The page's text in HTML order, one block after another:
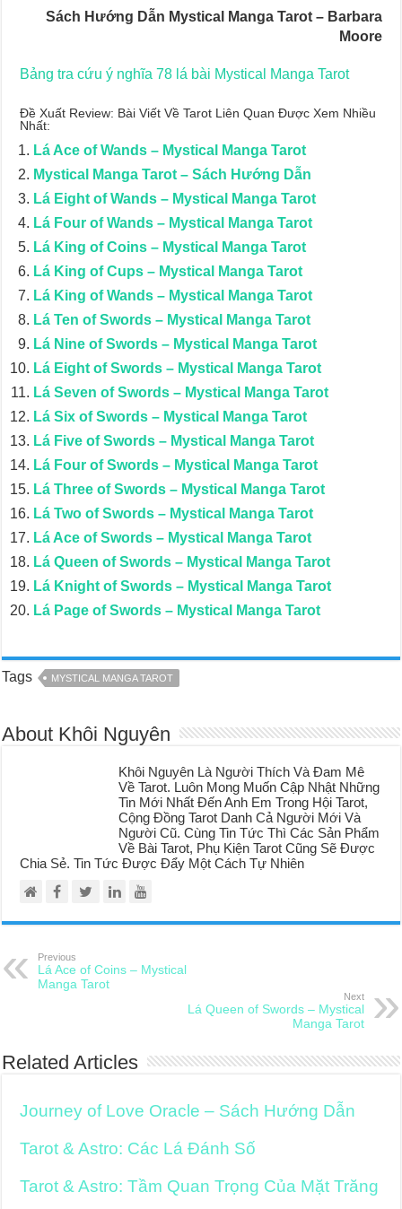
Sách Hướng Dẫn Mystical Manga Tarot – Barbara
Moore
Bảng tra cứu ý nghĩa 78 lá bài Mystical Manga Tarot
Đề Xuất Review: Bài Viết Về Tarot Liên Quan Được Xem Nhiều
Nhất:
Lá Ace of Wands – Mystical Manga Tarot
Mystical Manga Tarot – Sách Hướng Dẫn
Lá Eight of Wands – Mystical Manga Tarot
Lá Four of Wands – Mystical Manga Tarot
Lá King of Coins – Mystical Manga Tarot
Lá King of Cups – Mystical Manga Tarot
Lá King of Wands – Mystical Manga Tarot
Lá Ten of Swords – Mystical Manga Tarot
Lá Nine of Swords – Mystical Manga Tarot
Lá Eight of Swords – Mystical Manga Tarot
Lá Seven of Swords – Mystical Manga Tarot
Lá Six of Swords – Mystical Manga Tarot
Lá Five of Swords – Mystical Manga Tarot
Lá Four of Swords – Mystical Manga Tarot
Lá Three of Swords – Mystical Manga Tarot
Lá Two of Swords – Mystical Manga Tarot
Lá Ace of Swords – Mystical Manga Tarot
Lá Queen of Swords – Mystical Manga Tarot
Lá Knight of Swords – Mystical Manga Tarot
Lá Page of Swords – Mystical Manga Tarot
Tags MYSTICAL MANGA TAROT
About Khôi Nguyên
Khôi Nguyên Là Người Thích Và Đam Mê
Về Tarot. Luôn Mong Muốn Cập Nhật Những
Tin Mới Nhất Đến Anh Em Trong Hội Tarot,
Cộng Đồng Tarot Danh Cả Người Mới Và
Người Cũ. Cùng Tin Tức Thì Các Sản Phẩm
Về Bài Tarot, Phụ Kiện Tarot Cũng Sẽ Được
Chia Sẻ. Tin Tức Được Đẩy Một Cách Tự Nhiên
Previous
Lá Ace of Coins – Mystical
Manga Tarot
Next
Lá Queen of Swords – Mystical
Manga Tarot
Related Articles
Journey of Love Oracle – Sách Hướng Dẫn
Tarot & Astro: Các Lá Đánh Số
Tarot & Astro: Tầm Quan Trọng Của Mặt Trăng